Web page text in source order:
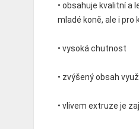
• obsahuje kvalitní a
mladé koně, ale i pro
• vysoká chutnost
• zvýšený obsah
• vlivem extruze je